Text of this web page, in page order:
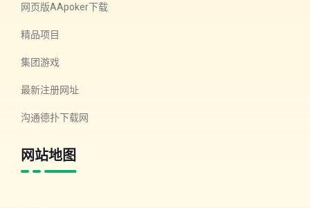
网页版AApoker下载
精品项目
集团游戏
最新注册网址
沟通德扑下载网
网站地图